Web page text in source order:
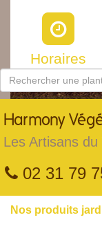
Horaires
Harmony
Les Artisans du
02 31 79
Nos produits